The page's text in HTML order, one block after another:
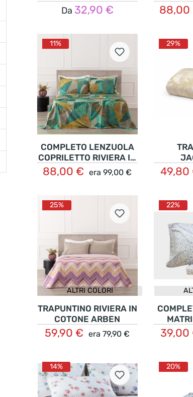
RIGHE MULTICOLOR
MARTA
Da 32,90 €
Dettagli
DI
88,00
11%
COMPLETO LENZUOLA
COPRILETTO RIVIERA IN
PERCALLE DI COTONE
VALMA
88,00 € era99,00 €
Nel carrello
29%
49,80
ALTRI COLORI
25%
TRAPUNTINO RIVIERA IN
COTONE ARBEN
59,90 € era79,90 €
Dettagli
22%
39,00
14% 20%